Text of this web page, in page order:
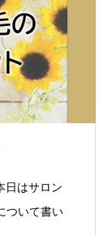
日はサロン
ついて書い